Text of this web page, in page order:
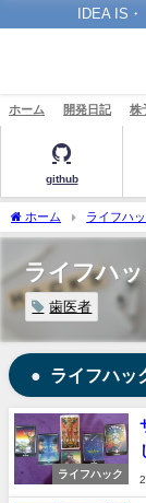
IDEA IS
ホーム 開発日記 株
github
ホーム ライフハ
ライフハッ
歯医者
ライフハッ
ライフハック